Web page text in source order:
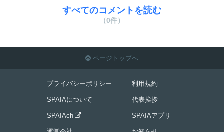
すべてのコメントを読む
（0件）
 ページトップへ
プライバシーポリシー
SPAIAについて
SPAIAch 
利用規約
代表挨拶
SPAIAアプリ